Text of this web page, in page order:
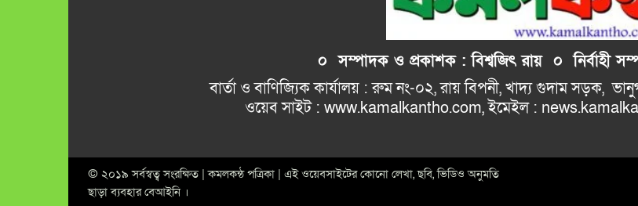
০ সম্পাদক ও প্রকাশক : বিশ্বজিৎ রায় ০ নির্বাহী
বার্তা ও বাণিজ্যিক কার্যালয় : রুম নং-০২, রায় বিপনী, খাদ্য
ওয়েব সাইট : www.kamalkantho.com, ইমেইল :
© ২০১৯ সর্বস্বত্ব সংরক্ষিত | কমলকন্ঠ পত্রিকা | এই ওয়েবসাইটের কোনো লেখা, ছবি, ভিডিও অনুমতি
ছাড়া ব্যবহার বেআইনি ।